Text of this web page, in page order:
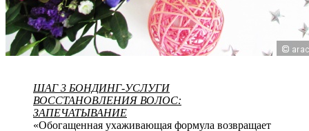
ШАГ 3 БОНДИНГ-УСЛУГИ
ВОССТАНОВЛЕНИЯ ВОЛОС:
ЗАПЕЧАТЫВАНИЕ
«Обогащенная ухаживающая формула возвращает